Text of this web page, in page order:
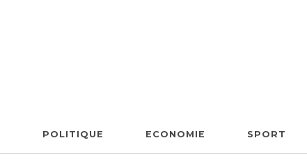
POLITIQUE ECONOMIE SPORT